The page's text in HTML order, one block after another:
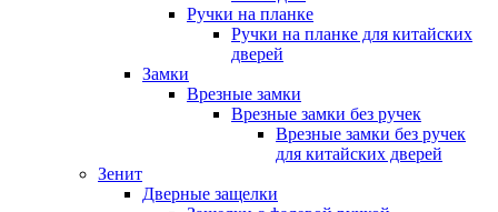
Ручки на планке
Ручки на планке для китайских
дверей
Замки
Врезные замки
Врезные замки без ручек
Врезные замки без ручек
для китайских дверей
Зенит
Дверные защелки